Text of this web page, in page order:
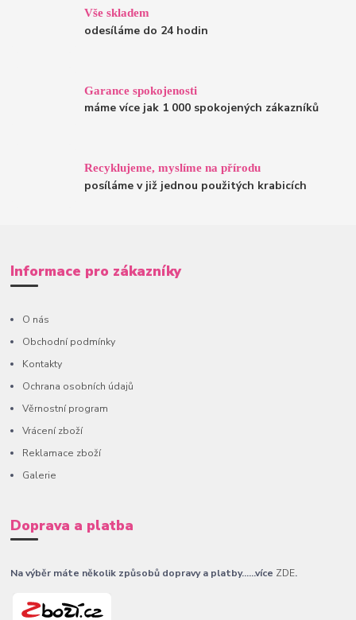
Vše skladem
odesíláme do 24 hodin
Garance spokojenosti
máme více jak 1 000 spokojených zákazníků
Recyklujeme, myslíme na přírodu
posíláme v již jednou použitých krabicích
Informace pro zákazníky
O nás
Obchodní podmínky
Kontakty
Ochrana osobních údajů
Věrnostní program
Vrácení zboží
Reklamace zboží
Galerie
Doprava a platba
Na výběr máte několik způsobů dopravy a platby......více ZDE.